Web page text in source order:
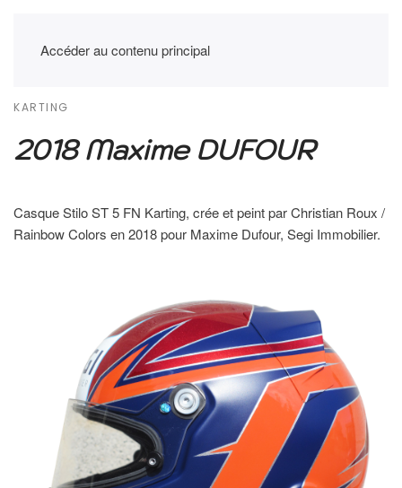
Accéder au contenu principal
KARTING
2018 Maxime DUFOUR
Casque Stilo ST 5 FN Karting, crée et peint par Christian Roux /
Rainbow Colors en 2018 pour Maxime Dufour, Segi Immobilier.